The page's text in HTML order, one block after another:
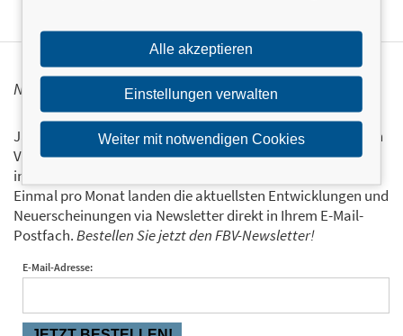
NEWSLETTER FINANZBUCH VERLAG
Ja, ich will mit dem kostenlosen Newsletter des FinanzBuch
Verlags über die aktuellen Trends im Finanzbereich
informiert bleiben.
Einmal pro Monat landen die aktuellsten Entwicklungen und
Neuerscheinungen via Newsletter direkt in Ihrem E-Mail-
Postfach.Bestellen Sie jetzt den FBV-Newsletter!
E-Mail-Adresse:
Alle akzeptieren
Einstellungen verwalten
Weiter mit notwendigen Cookies